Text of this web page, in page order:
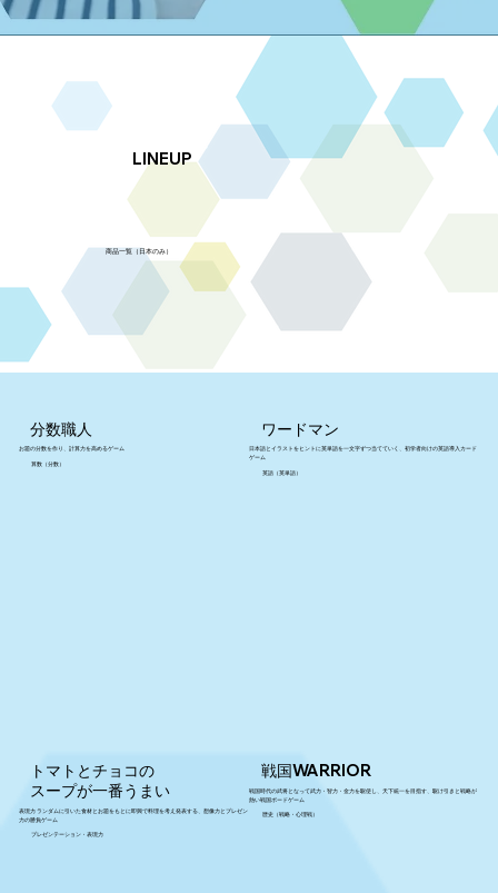
LINEUP
​商品一覧（日本のみ）
分数職人
お題の分数を作り、計算力を高めるゲーム
算数（分数）
ワードマン
日本語とイラストをヒントに英単語を一文字ずつ当てていく、初学者向けの英語導入カード
ゲーム
英語（英単語）
トマトとチョコの
スープが一番うまい
表現力 ランダムに引いた食材とお題をもとに即興で料理を考え発表する、想像力とプレゼン
力の勝負ゲーム
プレゼンテーション・表現力
戦国WARRIOR
戦国時代の武将となって武力・智力・金力を駆使し、天下統一を目指す、駆け引きと戦略が
熱い戦国ボードゲーム
歴史（戦略・心理戦）